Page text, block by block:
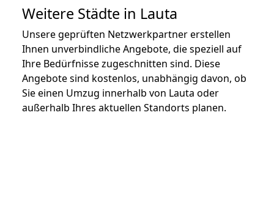
Weitere Städte in Lauta
Unsere geprüften Netzwerkpartner erstellen
Ihnen unverbindliche Angebote, die speziell auf
Ihre Bedürfnisse zugeschnitten sind. Diese
Angebote sind kostenlos, unabhängig davon, ob
Sie einen Umzug innerhalb von Lauta oder
außerhalb Ihres aktuellen Standorts planen.